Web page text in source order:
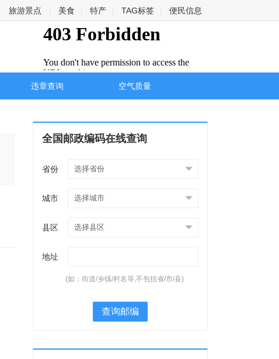
旅游景点 美食 特产 TAG标签 便民信息
违章查询 空气质量
全国邮政编码在线查询
省份
城市
县区
地址
(如：街道/乡镇/村名等,不包括省/市/县)
查询邮编